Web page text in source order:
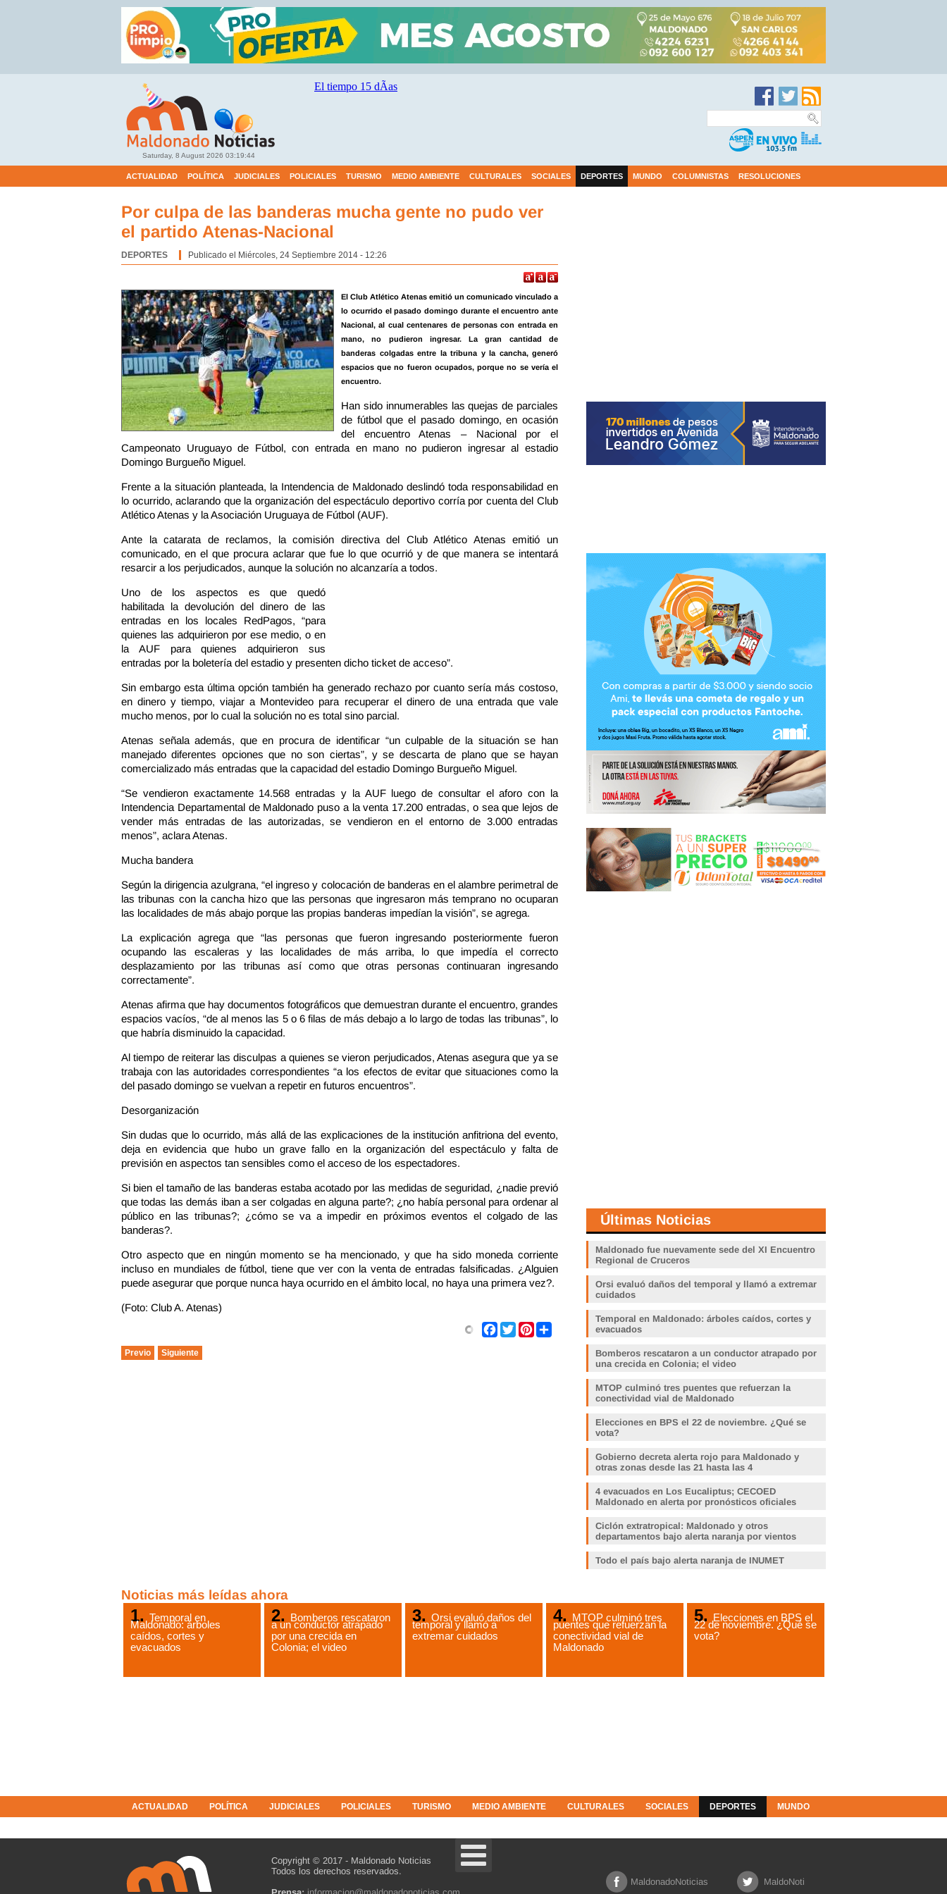
Saturday, 8 August 2026 03:19:44
ACTUALIDAD POLÍTICA JUDICIALES POLICIALES TURISMO MEDIO AMBIENTE CULTURALES SOCIALES DEPORTES MUNDO COLUMNISTAS RESOLUCIONES
Por culpa de las banderas mucha gente no pudo ver
el partido Atenas-Nacional
DEPORTES Publicado el Miércoles, 24 Septiembre 2014 - 12:26
El Club Atlético Atenas emitió un comunicado vinculado a
lo ocurrido el pasado domingo durante el encuentro ante
Nacional, al cual centenares de personas con entrada en
mano, no pudieron ingresar. La gran cantidad de
banderas colgadas entre la tribuna y la cancha, generó
espacios que no fueron ocupados, porque no se vería el
encuentro.
Han sido innumerables las quejas de parciales
de fútbol que el pasado domingo, en ocasión
del encuentro Atenas – Nacional por el
Campeonato Uruguayo de Fútbol, con entrada en mano no pudieron ingresar al estadio
Domingo Burgueño Miguel.
Frente a la situación planteada, la Intendencia de Maldonado deslindó toda responsabilidad en
lo ocurrido, aclarando que la organización del espectáculo deportivo corría por cuenta del Club
Atlético Atenas y la Asociación Uruguaya de Fútbol (AUF).
Ante la catarata de reclamos, la comisión directiva del Club Atlético Atenas emitió un
comunicado, en el que procura aclarar que fue lo que ocurrió y de que manera se intentará
resarcir a los perjudicados, aunque la solución no alcanzaría a todos.
Uno de los aspectos es que quedó
habilitada la devolución del dinero de las
entradas en los locales RedPagos, “para
quienes las adquirieron por ese medio, o en
la AUF para quienes adquirieron sus
entradas por la boletería del estadio y presenten dicho ticket de acceso”.
Sin embargo esta última opción también ha generado rechazo por cuanto sería más costoso,
en dinero y tiempo, viajar a Montevideo para recuperar el dinero de una entrada que vale
mucho menos, por lo cual la solución no es total sino parcial.
Atenas señala además, que en procura de identificar “un culpable de la situación se han
manejado diferentes opciones que no son ciertas”, y se descarta de plano que se hayan
comercializado más entradas que la capacidad del estadio Domingo Burgueño Miguel.
“Se vendieron exactamente 14.568 entradas y la AUF luego de consultar el aforo con la
Intendencia Departamental de Maldonado puso a la venta 17.200 entradas, o sea que lejos de
vender más entradas de las autorizadas, se vendieron en el entorno de 3.000 entradas
menos”, aclara Atenas.
Mucha bandera
Según la dirigencia azulgrana, “el ingreso y colocación de banderas en el alambre perimetral de
las tribunas con la cancha hizo que las personas que ingresaron más temprano no ocuparan
las localidades de más abajo porque las propias banderas impedían la visión”, se agrega.
La explicación agrega que “las personas que fueron ingresando posteriormente fueron
ocupando las escaleras y las localidades de más arriba, lo que impedía el correcto
desplazamiento por las tribunas así como que otras personas continuaran ingresando
correctamente”.
Atenas afirma que hay documentos fotográficos que demuestran durante el encuentro, grandes
espacios vacíos, “de al menos las 5 o 6 filas de más debajo a lo largo de todas las tribunas”, lo
que habría disminuido la capacidad.
Al tiempo de reiterar las disculpas a quienes se vieron perjudicados, Atenas asegura que ya se
trabaja con las autoridades correspondientes “a los efectos de evitar que situaciones como la
del pasado domingo se vuelvan a repetir en futuros encuentros”.
Desorganización
Sin dudas que lo ocurrido, más allá de las explicaciones de la institución anfitriona del evento,
deja en evidencia que hubo un grave fallo en la organización del espectáculo y falta de
previsión en aspectos tan sensibles como el acceso de los espectadores.
Si bien el tamaño de las banderas estaba acotado por las medidas de seguridad, ¿nadie previó
que todas las demás iban a ser colgadas en alguna parte?; ¿no había personal para ordenar al
público en las tribunas?; ¿cómo se va a impedir en próximos eventos el colgado de las
banderas?.
Otro aspecto que en ningún momento se ha mencionado, y que ha sido moneda corriente
incluso en mundiales de fútbol, tiene que ver con la venta de entradas falsificadas. ¿Alguien
puede asegurar que porque nunca haya ocurrido en el ámbito local, no haya una primera vez?.
(Foto: Club A. Atenas)
Facebook
TwitterPinterest
Previo Siguiente
Últimas Noticias
Maldonado fue nuevamente sede del XI Encuentro
Regional de Cruceros
Orsi evaluó daños del temporal y llamó a extremar
cuidados
Temporal en Maldonado: árboles caídos, cortes y
evacuados
Bomberos rescataron a un conductor atrapado por
una crecida en Colonia; el video
MTOP culminó tres puentes que refuerzan la
conectividad vial de Maldonado
Elecciones en BPS el 22 de noviembre. ¿Qué se
vota?
Gobierno decreta alerta rojo para Maldonado y
otras zonas desde las 21 hasta las 4
4 evacuados en Los Eucaliptus; CECOED
Maldonado en alerta por pronósticos oficiales
Ciclón extratropical: Maldonado y otros
departamentos bajo alerta naranja por vientos
Todo el país bajo alerta naranja de INUMET
Noticias más leídas ahora
Temporal en
Maldonado: árboles
caídos, cortes y
evacuados
Bomberos rescataron
a un conductor atrapado
por una crecida en
Colonia; el video
Orsi evaluó daños del
temporal y llamó a
extremar cuidados
MTOP culminó tres
puentes que refuerzan la
conectividad vial de
Maldonado
Elecciones en BPS el
22 de noviembre. ¿Qué se
vota?
ACTUALIDAD POLÍTICA JUDICIALES POLICIALES TURISMO MEDIO AMBIENTE CULTURALES SOCIALES DEPORTES MUNDO
Copyright © 2017 - Maldonado Noticias
Todos los derechos reservados.
MaldonadoNoticias MaldoNoti